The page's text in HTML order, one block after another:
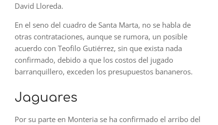
David Lloreda.
En el seno del cuadro de Santa Marta, no se habla de
otras contrataciones, aunque se rumora, un posible
acuerdo con Teofilo Gutiérrez, sin que exista nada
confirmado, debido a que los costos del jugado
barranquillero, exceden los presupuestos bananeros.
Jaguares
Por su parte en Monteria se ha confirmado el arribo del